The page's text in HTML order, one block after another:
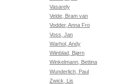
Vasarely
Velde, Bram van
Vodder, Anna Fro
Voss, Jan
Warhol, Andy
Wiinblad, Bjørn
Winkelmann, Bettina
Wunderlich, Paul
Zwick, Lis